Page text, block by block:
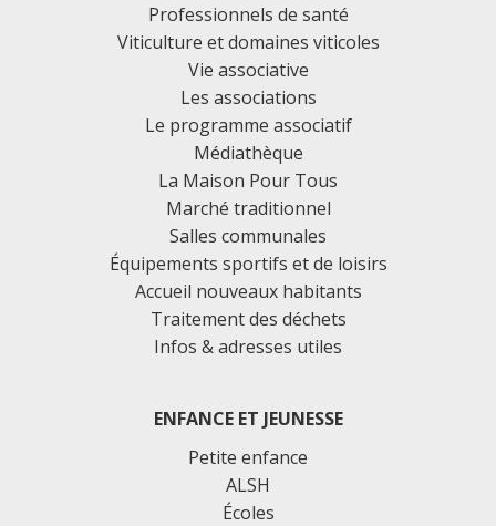
Professionnels de santé
Viticulture et domaines viticoles
Vie associative
Les associations
Le programme associatif
Médiathèque
La Maison Pour Tous
Marché traditionnel
Salles communales
Équipements sportifs et de loisirs
Accueil nouveaux habitants
Traitement des déchets
Infos & adresses utiles
ENFANCE ET JEUNESSE
Petite enfance
ALSH
Écoles